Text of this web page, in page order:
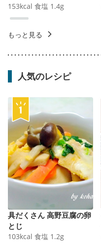
153kcal 食塩 1.4g
もっと見る
人気のレシピ
具だくさん 高野豆腐の卵
とじ
103kcal 食塩 1.2g